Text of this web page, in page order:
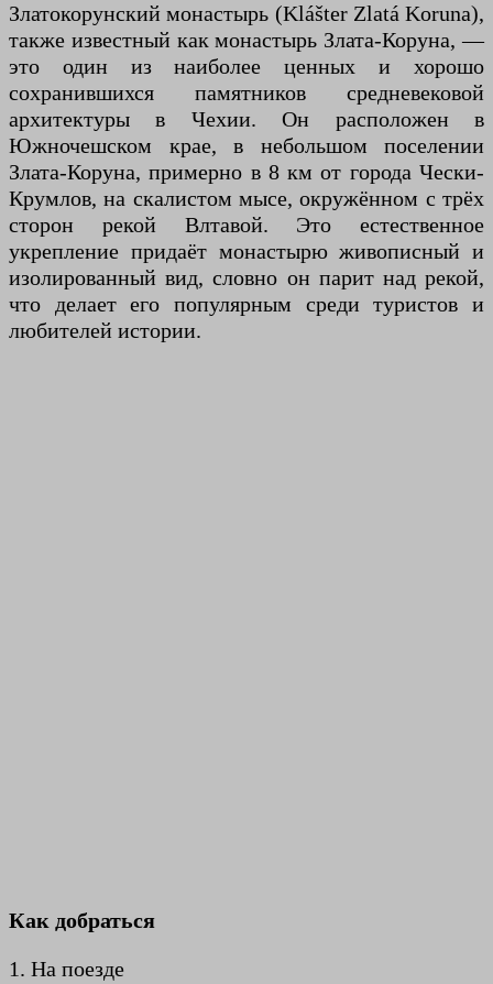
Златокорунский монастырь (Klášter Zlatá Koruna),
также известный как монастырь Злата-Коруна, —
это один из наиболее ценных и хорошо
сохранившихся памятников средневековой
архитектуры в Чехии. Он расположен в
Южночешском крае, в небольшом поселении
Злата-Коруна, примерно в 8 км от города Чески-
Крумлов, на скалистом мысе, окружённом с трёх
сторон рекой Влтавой. Это естественное
укрепление придаёт монастырю живописный и
изолированный вид, словно он парит над рекой,
что делает его популярным среди туристов и
любителей истории.
Как добраться
1. На поезде